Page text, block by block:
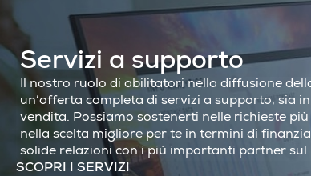
Servizi a supporto
Il nostro ruolo di abilitatori nella diffusione
un’offerta completa di servizi a supporto, sia
vendita. Possiamo sostenerti nelle richieste
nella scelta migliore per te in termini di
solide relazioni con i più importanti partner sul
SCOPRI I SERVIZI